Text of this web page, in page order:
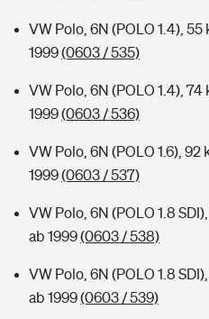
VW Polo, 6N (POLO 1.4),
1999(0603 / 535)
VW Polo, 6N (POLO 1.4),
1999(0603 / 536)
VW Polo, 6N (POLO 1.6),
1999(0603 / 537)
VW Polo, 6N (POLO 1.8
ab 1999(0603 / 538)
VW Polo, 6N (POLO 1.8
ab 1999(0603 / 539)